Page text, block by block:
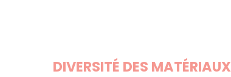
DIVERSITÉ DES MATÉRIAUX